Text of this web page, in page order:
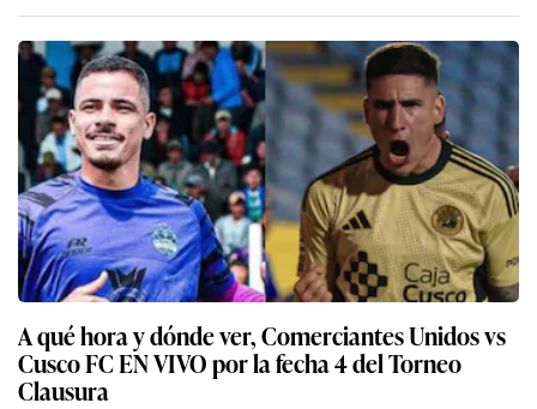
A qué hora y dónde ver, Comerciantes Unidos vs
Cusco FC EN VIVO por la fecha 4 del Torneo
Clausura